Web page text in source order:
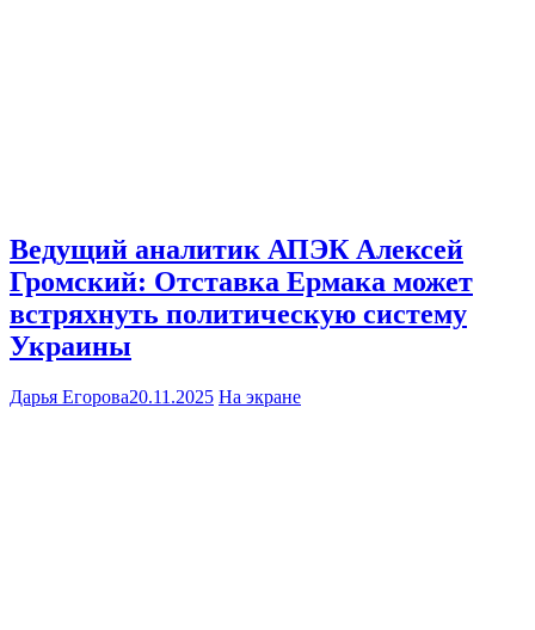
Ведущий аналитик АПЭК Алексей
Громский: Отставка Ермака может
встряхнуть политическую систему
Украины
Дарья Егорова20.11.2025 На экране